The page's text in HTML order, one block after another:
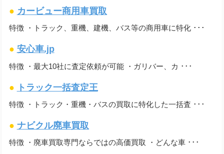
● カービュー商用車買取
特徴 ・トラック、重機、建機、バス等の商用車に特化 ･･･
● 安心車.jp
特徴 ・最大10社に査定依頼が可能 ・ガリバー、カ ･･･
● トラック一括査定王
特徴 ・トラック・重機・バスの買取に特化した一括査 ･･･
● ナビクル廃車買取
特徴 ・廃車買取専門ならではの高価買取 ・どんな車 ･･･